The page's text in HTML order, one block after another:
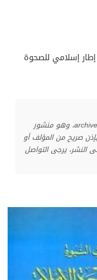
إسلامي للصحوة
تم جلب هذا الكتاب من موقع archive.org، وهو منشور
صريح من المؤلف أو
النشر، يرجى التواصل